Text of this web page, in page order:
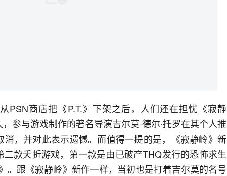
PSN商店把《P.T.》下架之后，人们还在担忧《寂静
参与游戏制作的著名导演吉尔莫·德尔·托罗在其个人推
，并对此表示遗憾。而值得一提的是，《寂静岭》新
款夭折游戏，第一款是由已破产THQ发行的恐怖求生
。跟《寂静岭》新作一样，当初也是打着吉尔莫的名号